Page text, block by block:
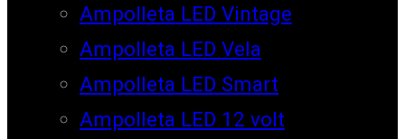
Ampolleta LED Vintage
Ampolleta LED Vela
Ampolleta LED Smart
Ampolleta LED 12 volt